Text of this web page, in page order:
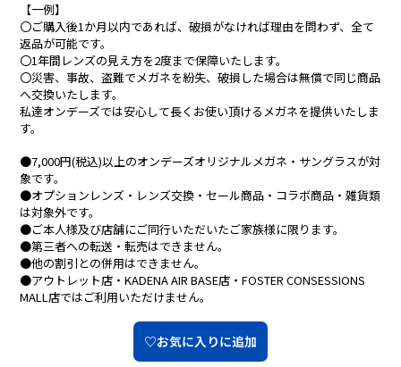
【一例】
〇ご購入後1か月以内であれば、破損がなければ理由を問わず、全て
返品が可能です。
〇1年間レンズの見え方を2度まで保障いたします。
〇災害、事故、盗難でメガネを紛失、破損した場合は無償で同じ商品
へ交換いたします。
私達オンデーズでは安心して長くお使い頂けるメガネを提供いたしま
す。
●7,000円(税込)以上のオンデーズオリジナルメガネ・サングラスが対
象です。
●オプションレンズ・レンズ交換・セール商品・コラボ商品・雑貨類
は対象外です。
●ご本人様及び店舗にご同行いただいたご家族様に限ります。
●第三者への転送・転売はできません。
●他の割引との併用はできません。
●アウトレット店・KADENA AIR BASE店・FOSTER CONSESSIONS
MALL店ではご利用いただけません。
♡お気に入りに追加